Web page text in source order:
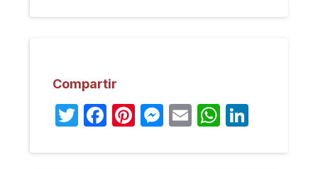
Compartir
Twitter
Facebook
Pinterest
Messenger
Email